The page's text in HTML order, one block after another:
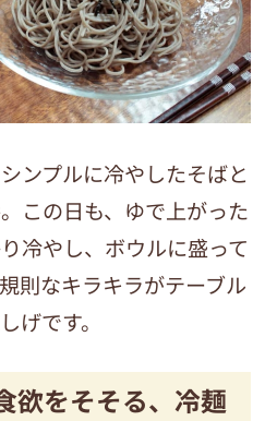
ンプルに冷やしたそばと
この日も、ゆで上がった
冷やし、ボウルに盛って
則なキラキラがテーブル
げです。
欲をそそる、冷麺